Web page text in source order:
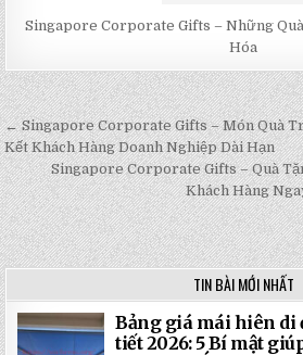
Singapore Corporate Gifts – Những
Hóa
Post
navigation
← Singapore Corporate Gifts – Món Quà
Kết Khách Hàng Doanh Nghiệp Dài Hạn
Singapore Corporate Gifts – Quà
Khách Hàng
TIN BÀI MỚI NHẤT
Bảng giá mái hiên di
tiết 2026: 5 Bí mật